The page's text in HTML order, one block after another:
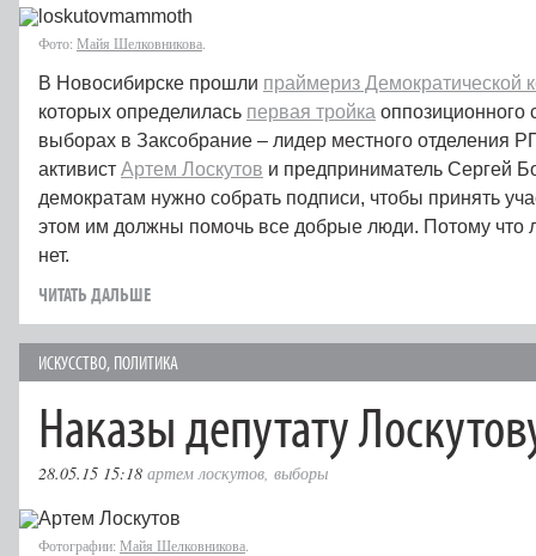
Фото: Майя Шелковникова
В Новосибирске прошли праймериз Демократической
которых определилась первая тройка оппозиционного
выборах в Заксобрание – лидер местного отделения
активист Артем Лоскутов и предприниматель Сергей
демократам нужно собрать подписи, чтобы принять
этом им должны помочь все добрые люди. Потому что
нет.
ЧИТАТЬ ДАЛЬШЕ
ИСКУССТВО, ПОЛИТИКА
Наказы депутату
28.05.15 15:18 артем лоскутов выборы
Фотографии: Майя Шелковникова